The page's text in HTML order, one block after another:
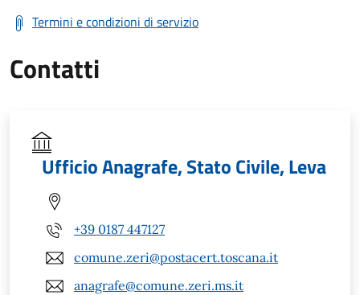
Termini e condizioni di servizio
Contatti
Ufficio Anagrafe, Stato Civile, Leva
+39 0187 447127
comune.zeri@postacert.toscana.it
anagrafe@comune.zeri.ms.it